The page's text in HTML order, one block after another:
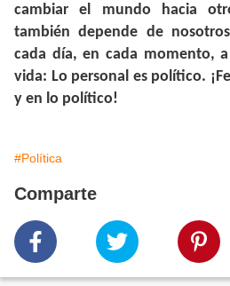
cambiar el mundo hacia
también depende de
cada día, en cada momento,
vida: Lo personal es político.
y en lo político!
#Política
Comparte